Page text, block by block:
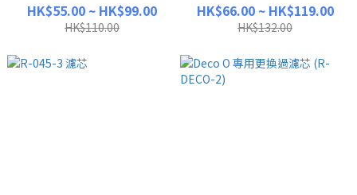
HK$55.00 ~ HK$99.00
HK$110.00
HK$66.00 ~ HK$119.00
HK$132.00